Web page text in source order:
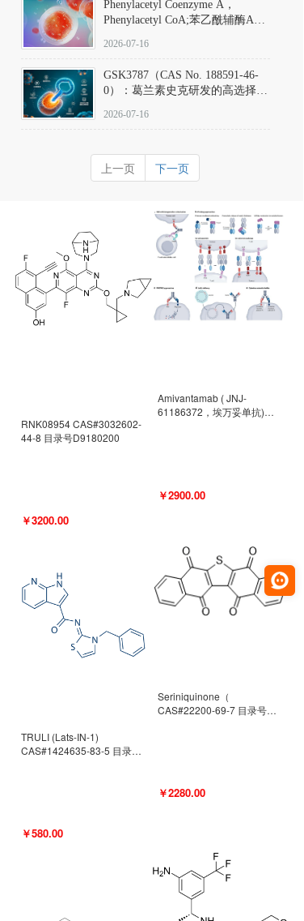
Phenylacetyl Coenzyme A，
Phenylacetyl CoA;苯乙酰辅酶A
2026-07-16
GSK3787（CAS No. 188591-46-
0）：葛兰素史克研发的高选择
抗剂，被广泛视为研究PPARδ核
靶点药理机制的金标准化学探
针。
2026-07-16
上一页 下一页
RNK08954 CAS#3032602-
44-8 目录号D9180200
￥3200.00
TRULI (Lats-IN-1)
CAS#1424635-83-5 目录号
￥580.00
Amivantamab ( JNJ-
61186372，埃万妥单抗)
￥2900.00
Seriniquinone（
CAS#22200-69-7 目录号
￥2280.00